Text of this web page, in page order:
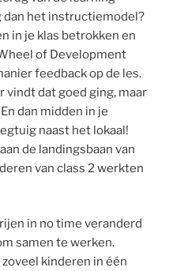
dan het instructiemodel?
in je klas betrokken en
of Development
feedback op de les.
vindt dat goed ging, maar
dan midden in je
naast het lokaal!
de landingsbaan van
van class 2 werkten
in no time veranderd
samen te werken.
kinderen in één